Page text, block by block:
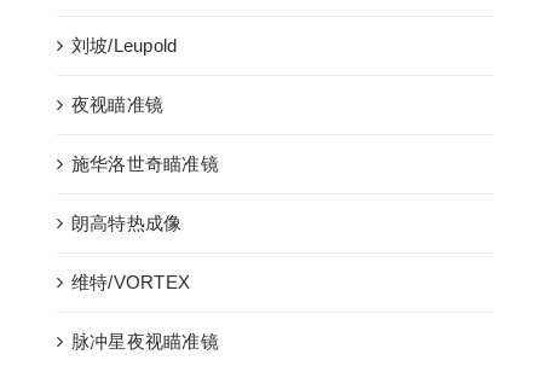
刘坡/Leupold
夜视瞄准镜
施华洛世奇瞄准镜
朗高特热成像
维特/VORTEX
脉冲星夜视瞄准镜